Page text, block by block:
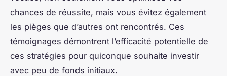
chances de réussite, mais vous évitez également
les pièges que d’autres ont rencontrés. Ces
témoignages démontrent l’efficacité potentielle de
ces stratégies pour quiconque souhaite investir
avec peu de fonds initiaux.